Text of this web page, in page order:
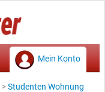
Mein Konto
>Studenten Wohnung